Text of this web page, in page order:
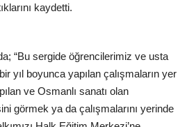
kaydetti.
“Bu sergide öğrencilerimiz ve usta
yıl boyunca yapılan çalışmaların yer
ve Osmanlı sanatı olan
görmek ya da çalışmalarını yerinde